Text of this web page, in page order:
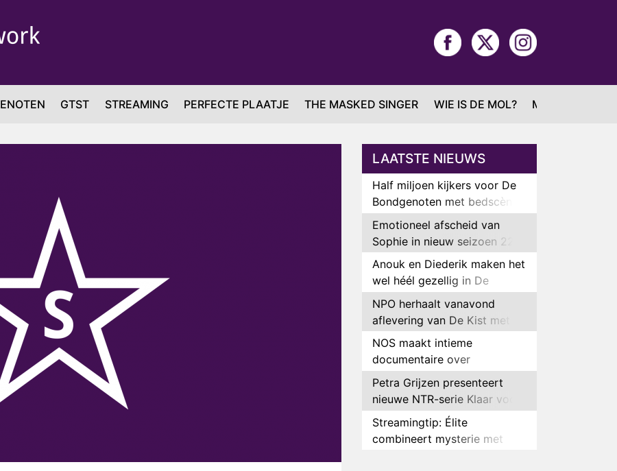
GTST STREAMING PERFECTE PLAATJE THE MASKED SINGER WIE IS DE MOL? MAFS
LAATSTE NIEUWS
Half miljoen kijkers voor De
Bondgenoten met bedscène
van Anouk en Diederik
Emotioneel afscheid van
Sophie in nieuw seizoen 22
Kids and Counting
Anouk en Diederik maken het
wel héél gezellig in De
Bondgenoten
NPO herhaalt vanavond
aflevering van De Kist met
Peter Faber
NOS maakt intieme
documentaire over
hockeyster Yibbi Jansen
Petra Grijzen presenteert
nieuwe NTR-serie Klaar voor
de oorlog
Streamingtip: Élite
combineert mysterie met